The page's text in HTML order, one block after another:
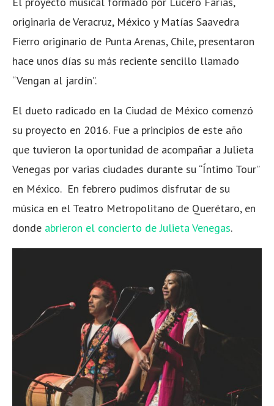
originaria de Veracruz, México y Matías Saavedra
Fierro originario de Punta Arenas, Chile, presentaron
hace unos días su más reciente sencillo llamado
“Vengan al jardín”.
El dueto radicado en la Ciudad de México comenzó
su proyecto en 2016. Fue a principios de este año
que tuvieron la oportunidad de acompañar a Julieta
Venegas por varias ciudades durante su “Íntimo Tour”
en México. En febrero pudimos disfrutar de su
música en el Teatro Metropolitano de Querétaro, en
donde abrieron el concierto de Julieta Venegas.